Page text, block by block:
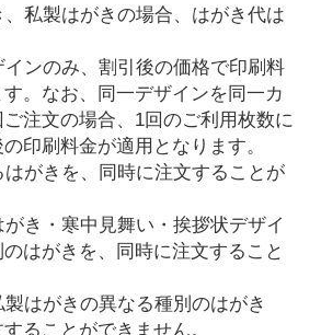
私製はがきの場合、はがき代は
ンのみ、割引後の価格で印刷料
。なお、同一デザインを同一カ
注文の場合、1回のご利用枚数に
印刷料金が適用となります。
がきを、同時に注文することが
き・寒中見舞い・挨拶状デザイ
はがきを、同時に注文すること
はがきの異なる種別のはがき
ることができません。